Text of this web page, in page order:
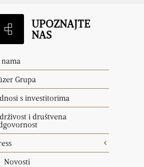
UPOZNAJTE
NAS
nama
Grupa
s investitorima
i društvena
Novosti